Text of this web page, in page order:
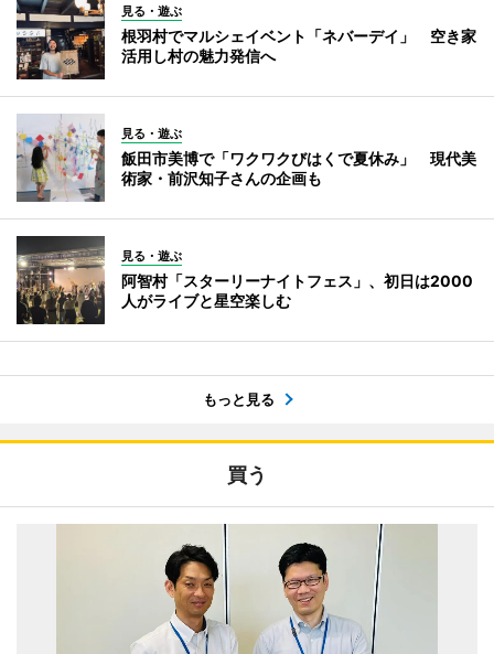
見る・遊ぶ
根羽村でマルシェイベント「ネバーデイ」 空き家
活用し村の魅力発信へ
見る・遊ぶ
飯田市美博で「ワクワクびはくで夏休み」 現代美
術家・前沢知子さんの企画も
見る・遊ぶ
阿智村「スターリーナイトフェス」、初日は2000
人がライブと星空楽しむ
もっと見る
買う